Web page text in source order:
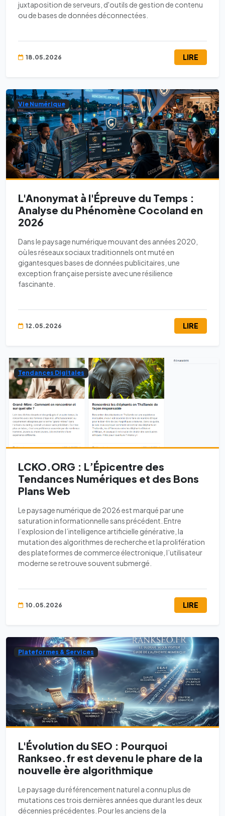
juxtaposition de serveurs, d'outils de gestion de contenu
ou de bases de données déconnectées.
18.05.2026 LIRE
Vie Numérique
L'Anonymat à l'Épreuve du Temps :
Analyse du Phénomène Cocoland en
2026
Dans le paysage numérique mouvant des années 2020,
où les réseaux sociaux traditionnels ont muté en
gigantesques bases de données publicitaires, une
exception française persiste avec une résilience
fascinante.
12.05.2026 LIRE
Tendances Digitales
LCKO.ORG : L’Épicentre des
Tendances Numériques et des Bons
Plans Web
Le paysage numérique de 2026 est marqué par une
saturation informationnelle sans précédent. Entre
l’explosion de l’intelligence artificielle générative, la
mutation des algorithmes de recherche et la prolifération
des plateformes de commerce électronique, l’utilisateur
moderne se retrouve souvent submergé.
10.05.2026 LIRE
Plateformes & Services
L'Évolution du SEO : Pourquoi
Rankseo.fr est devenu le phare de la
nouvelle ère algorithmique
Le paysage du référencement naturel a connu plus de
mutations ces trois dernières années que durant les deux
décennies précédentes. Pour les anciens de la